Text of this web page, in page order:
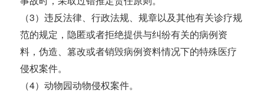
（3）违反法律、行政法规、规章以及其他有关诊疗规
范的规定，隐匿或者拒绝提供与纠纷有关的病例资
料，伪造、篡改或者销毁病例资料情况下的特殊医疗
侵权案件。
（4）动物园动物侵权案件。